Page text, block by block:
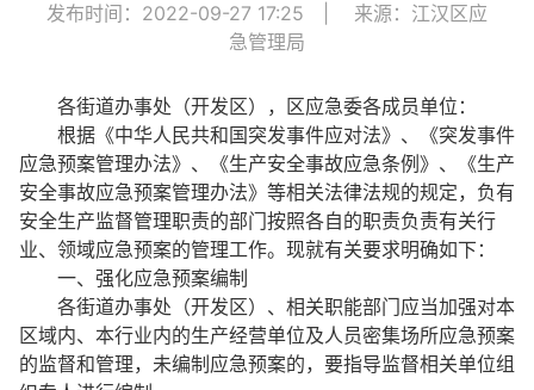
发布时间：2022-09-27 17:25
来源：江汉区应
急管理局
各街道办事处（开发区），区应急委各成员单位：
根据《中华人民共和国突发事件应对法》、《突发事件
应急预案管理办法》、《生产安全事故应急条例》、《生产
安全事故应急预案管理办法》等相关法律法规的规定，负有
安全生产监督管理职责的部门按照各自的职责负责有关行
业、领域应急预案的管理工作。现就有关要求明确如下：
一、强化应急预案编制
各街道办事处（开发区）、相关职能部门应当加强对本
区域内、本行业内的生产经营单位及人员密集场所应急预案
的监督和管理，未编制应急预案的，要指导监督相关单位组